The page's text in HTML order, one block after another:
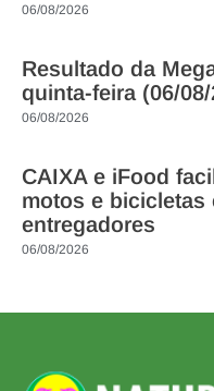
06/08/2026
Resultado da
quinta-feira (06/08/
06/08/2026
CAIXA e iFood
motos e bicicletas
entregadores
06/08/2026